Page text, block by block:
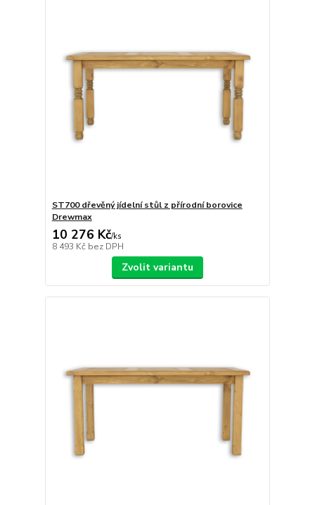
ST700 dřevěný jídelní stůl z přírodní borovice
Drewmax
10 276 Kč/ks
8 493 Kč bez DPH
Zvolit variantu